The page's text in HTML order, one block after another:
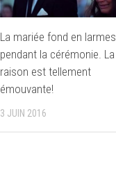
La mariée fond en larmes
pendant la cérémonie. La
raison est tellement
émouvante!
3 JUIN 2016